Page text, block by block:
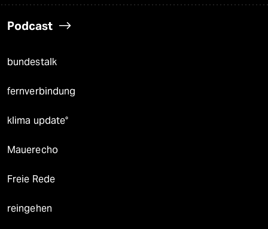
Podcast
bundestalk
fernverbindung
klima update°
Mauerecho
Freie Rede
reingehen